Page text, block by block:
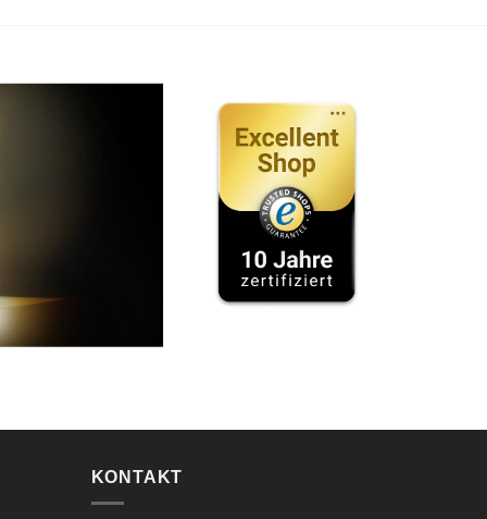
KONTAKT